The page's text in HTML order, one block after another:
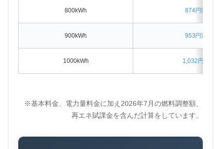
800kWh 874円割高
900kWh 953円割高
1000kWh 1,032円割高
※基本料金、電力量料金に加え2026年7月の燃料調整額、
再エネ賦課金を含んだ計算をしています。